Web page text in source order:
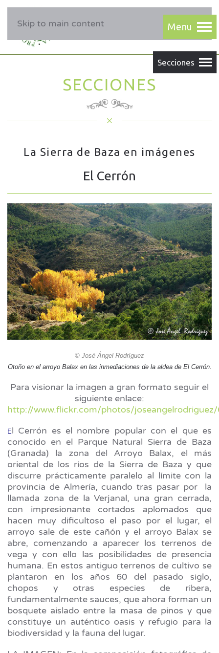
Skip to main content
SECCIONES
La Sierra de Baza en imágenes
El Cerrón
© José Ángel Rodríguez
Otoño en el arroyo Balax en las inmediaciones de la aldea de El Cerrón.
Para visionar la imagen a gran formato seguir el
siguiente enlace:
http://www.flickr.com/photos/
El Cerrón es el nombre popular con el que es
conocido en el Parque Natural Sierra de Baza
(Granada) la zona del Arroyo Balax, el más
oriental de los ríos de la Sierra de Baza y que
discurre prácticamente paralelo al límite con la
provincia de Almería, cuando tras pasar por la
llamada zona de la Verjanal, una gran cerrada,
con impresionante cortados aplomados que
hacen muy dificultoso el paso por el lugar, el
arroyo sale de este cañón y el arroyo Balax se
abre, comenzando a aparecer los terrenos de
vega y con ello las posibilidades de presencia
humana. En estos antiguo terrenos de cultivo se
plantaron en los años 60 del pasado siglo,
chopos y otras especies de ribera,
fundamentalmente sauces, que ahora forman un
bosquete aislado entre la masa de pinos y que
constituye un auténtico oasis y refugio para la
biodiversidad y la fauna del lugar.